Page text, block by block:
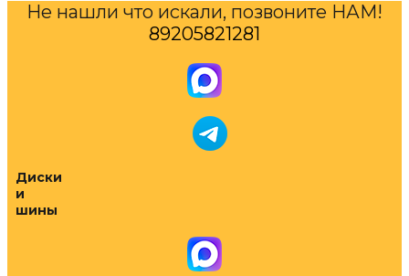
Не нашли что искали, позвоните НАМ!
89205821281
Диски
и
шины